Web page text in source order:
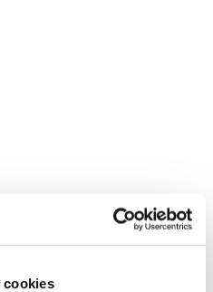
cookies